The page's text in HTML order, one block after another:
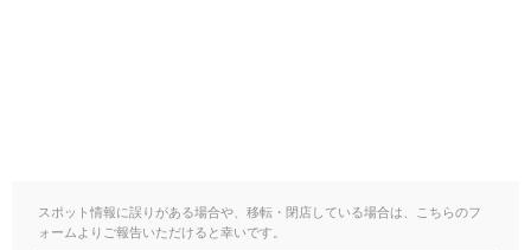
スポット情報に誤りがある場合や、移転・閉店している場合は、こちらのフ
ォームよりご報告いただけると幸いです。